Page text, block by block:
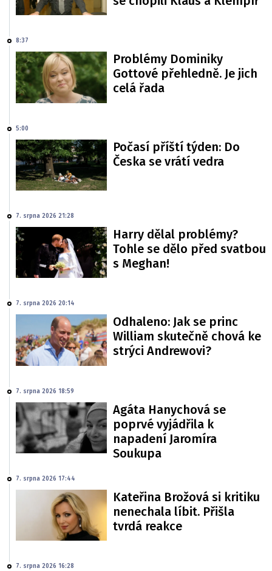
8:37
Problémy Dominiky
Gottové přehledně. Je jich
celá řada
5:00
Počasí příští týden: Do
Česka se vrátí vedra
7. srpna 2026 21:28
Harry dělal problémy?
Tohle se dělo před svatbou
s Meghan!
7. srpna 2026 20:14
Odhaleno: Jak se princ
William skutečně chová ke
strýci Andrewovi?
7. srpna 2026 18:59
Agáta Hanychová se
poprvé vyjádřila k
napadení Jaromíra
Soukupa
7. srpna 2026 17:44
Kateřina Brožová si kritiku
nenechala líbit. Přišla
tvrdá reakce
7. srpna 2026 16:28